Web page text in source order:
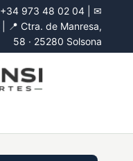
+34 973 48 02 04 | ✉
| 📍 Ctra. de Manresa,
58 · 25280 Solsona